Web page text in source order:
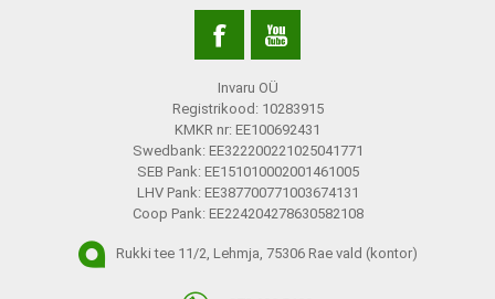
Invaru OÜ
Registrikood: 10283915
KMKR nr: EE100692431
Swedbank: EE322200221025041771
SEB Pank: EE151010002001461005
LHV Pank: EE387700771003674131
Coop Pank: EE224204278630582108
Rukki tee 11/2, Lehmja, 75306 Rae vald (kontor)